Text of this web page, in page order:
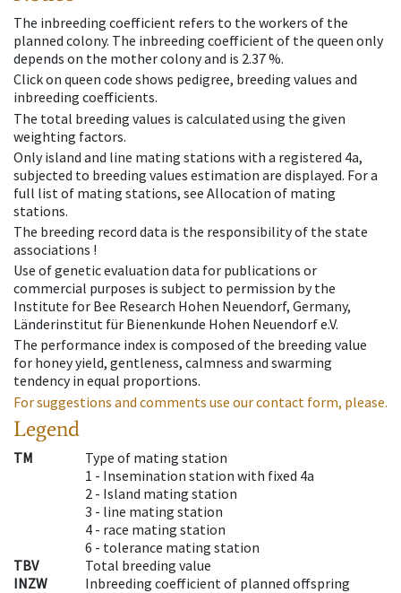
The inbreeding coefficient refers to the workers of the
planned colony. The inbreeding coefficient of the queen only
depends on the mother colony and is 2.37 %.
Click on queen code shows pedigree, breeding values and
inbreeding coefficients.
The total breeding values is calculated using the given
weighting factors.
Only island and line mating stations with a registered 4a,
subjected to breeding values estimation are displayed. For a
full list of mating stations, see Allocation of mating
stations.
The breeding record data is the responsibility of the state
associations !
Use of genetic evaluation data for publications or
commercial purposes is subject to permission by the
Institute for Bee Research Hohen Neuendorf, Germany,
Länderinstitut für Bienenkunde Hohen Neuendorf e.V.
The performance index is composed of the breeding value
for honey yield, gentleness, calmness and swarming
tendency in equal proportions.
For suggestions and comments use our contact form, please.
Legend
TM
Type of mating station
1 - Insemination station with fixed 4a
2 - Island mating station
3 - line mating station
4 - race mating station
6 - tolerance mating station
TBV
Total breeding value
INZW
Inbreeding coefficient of planned offspring